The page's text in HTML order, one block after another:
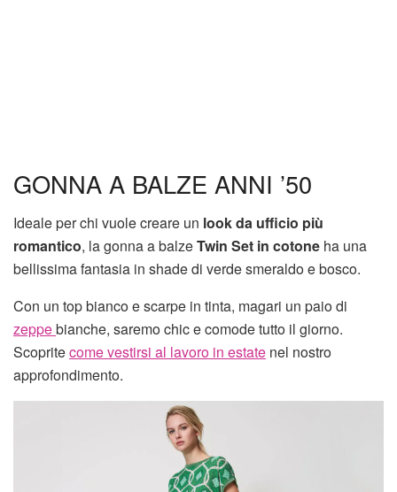
GONNA A BALZE ANNI ’50
Ideale per chi vuole creare un look da ufficio più
romantico, la gonna a balzeTwin Set in cotone ha una
bellissima fantasia in shade di verde smeraldo e bosco.
Con un top bianco e scarpe in tinta, magari un paio di
zeppebianche, saremo chic e comode tutto il giorno.
Scopritecome vestirsi al lavoro in estate nel nostro
approfondimento.